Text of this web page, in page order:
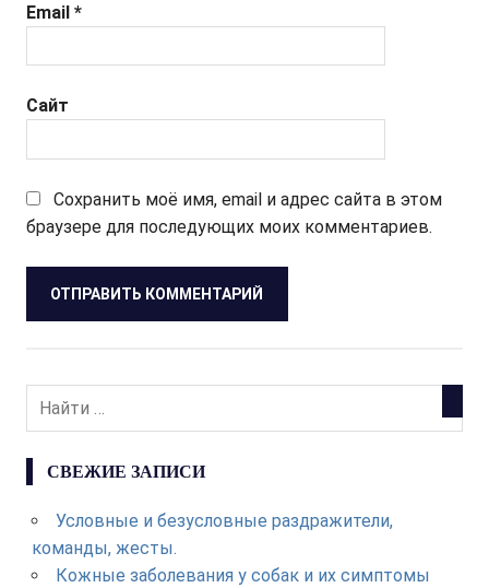
Email *
Сайт
Сохранить моё имя, email и адрес сайта в этом
браузере для последующих моих комментариев.
СВЕЖИЕ ЗАПИСИ
Условные и безусловные раздражители,
команды, жесты.
Кожные заболевания у собак и их симптомы